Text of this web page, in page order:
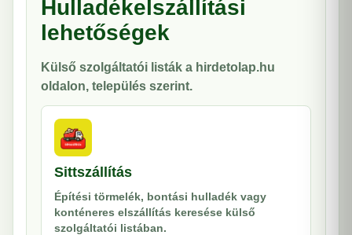
Hulladékelszállítási
lehetőségek
Külső szolgáltatói listák a hirdetolap.hu
oldalon, település szerint.
Sittszállítás
Építési törmelék, bontási hulladék vagy
konténeres elszállítás keresése külső
szolgáltatói listában.